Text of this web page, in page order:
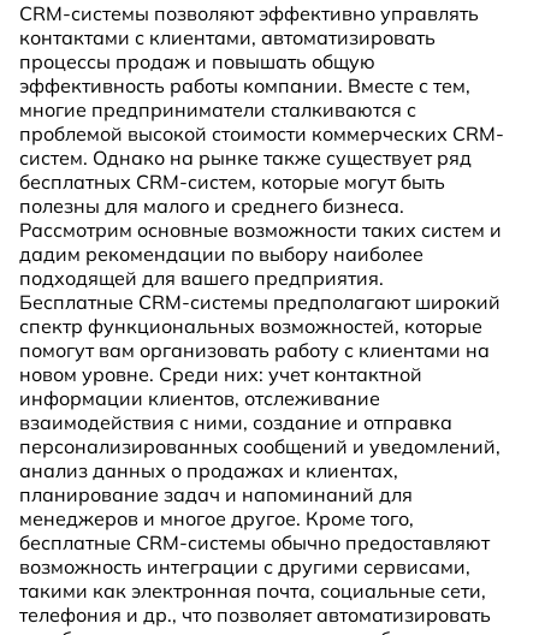
CRM-системы позволяют эффективно управлять
контактами с клиентами, автоматизировать
процессы продаж и повышать общую
эффективность работы компании. Вместе с тем,
многие предприниматели сталкиваются с
проблемой высокой стоимости коммерческих CRM-
систем. Однако на рынке также существует ряд
бесплатных CRM-систем, которые могут быть
полезны для малого и среднего бизнеса.
Рассмотрим основные возможности таких систем и
дадим рекомендации по выбору наиболее
подходящей для вашего предприятия.
Бесплатные CRM-системы предполагают широкий
спектр функциональных возможностей, которые
помогут вам организовать работу с клиентами на
новом уровне. Среди них: учет контактной
информации клиентов, отслеживание
взаимодействия с ними, создание и отправка
персонализированных сообщений и уведомлений,
анализ данных о продажах и клиентах,
планирование задач и напоминаний для
менеджеров и многое другое. Кроме того,
бесплатные CRM-системы обычно предоставляют
возможность интеграции с другими сервисами,
такими как электронная почта, социальные сети,
телефония и др., что позволяет автоматизировать